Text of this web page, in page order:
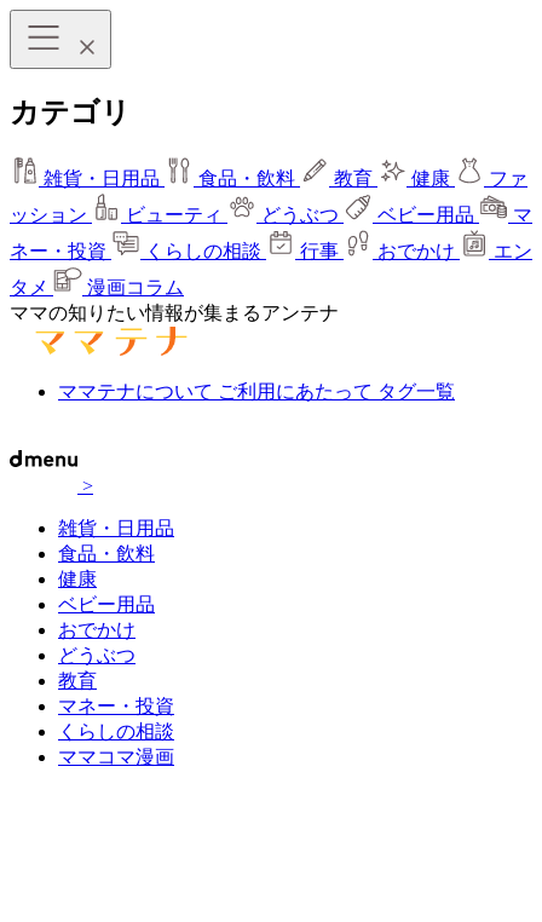
カテゴリ
雑貨・日用品 食品・飲料 教育 健康
ファ
ッション
ビューティ どうぶつ ベビー用品
マ
ネー・投資
くらしの相談 行事 おでかけ
エン
タメ
漫画コラム
ママの知りたい情報が集まるアンテナ
ママテナについて ご利用にあたって タグ一覧
>
雑貨・日用品
食品・飲料
健康
ベビー用品
おでかけ
どうぶつ
教育
マネー・投資
くらしの相談
ママコマ漫画